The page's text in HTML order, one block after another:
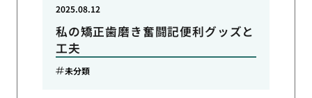
私の矯正歯磨き奮闘記便利グッズと
工夫
2025.08.12
未分類